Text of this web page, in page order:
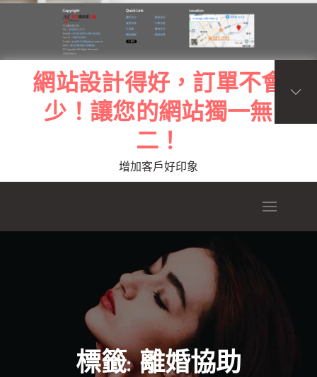
Skip
to
content
網站設計得好，訂單不會
少！讓您的網站獨一無
二！
增加客戶好印象
標籤:離婚協助